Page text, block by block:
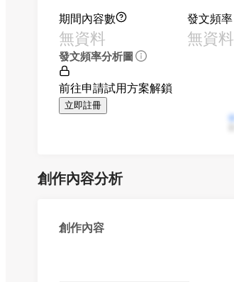
期間內容數
無資料
發文頻率
無資料
發文頻率分析圖
前往申請試用方案解鎖
立即註冊
創作內容分析
創作內容